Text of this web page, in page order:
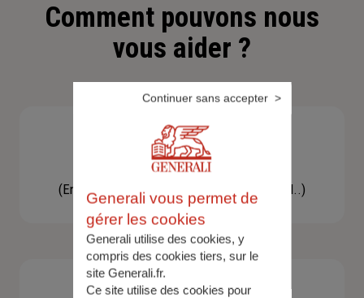
Comment pouvons nous
vous aider ?
Besoin d'une assistance
(En cas d'accident, bris de glace, un conseil..)
Generali vous permet de
gérer les cookies
Generali utilise des cookies, y
compris des cookies tiers, sur le
site Generali.fr.
Ce site utilise des cookies pour
Continuer sans accepter